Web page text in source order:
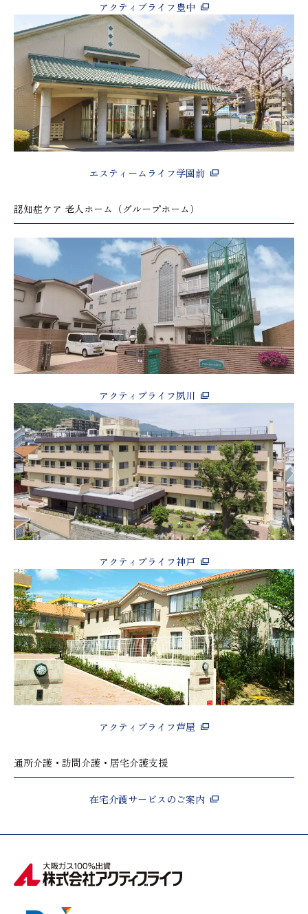
アクティブライフ豊中
エスティームライフ学園前
認知症ケア 老人ホーム（グループホーム）
アクティブライフ夙川
アクティブライフ神戸
アクティブライフ芦屋
通所介護・訪問介護・居宅介護支援
在宅介護サービスのご案内